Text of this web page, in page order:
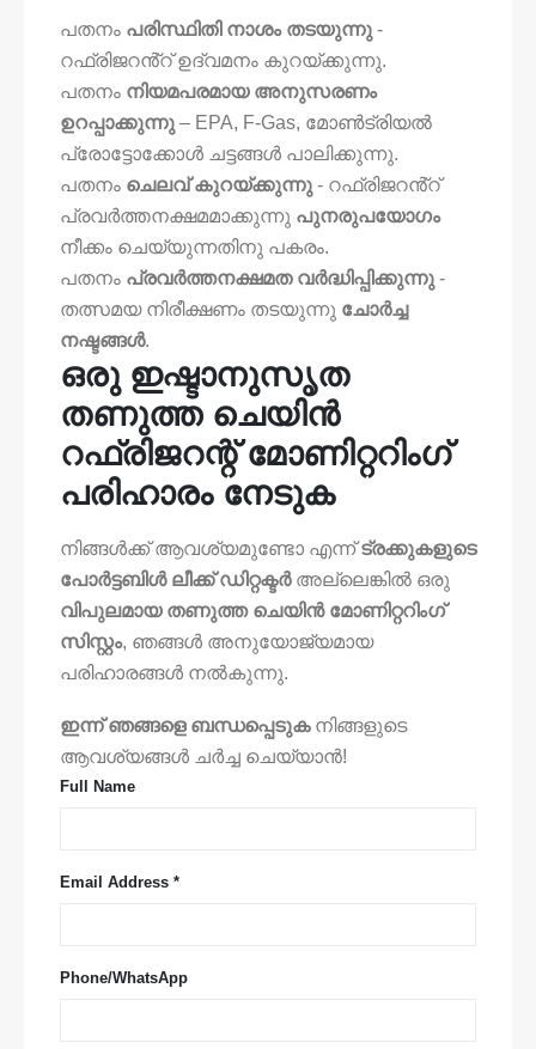
പതനം പരിസ്ഥിതി നാശം തടയുന്നു -
റഫ്രിജറൻ്റ് ഉദ്‌വമനം കുറയ്ക്കുന്നു.
പതനം നിയമപരമായ അനുസരണം
ഉറപ്പാക്കുന്നു – EPA, F-Gas, മോൺട്രിയൽ
പ്രോട്ടോക്കോൾ ചട്ടങ്ങൾ പാലിക്കുന്നു.
പതനം ചെലവ് കുറയ്ക്കുന്നു - റഫ്രിജറൻ്റ്
പ്രവർത്തനക്ഷമമാക്കുന്നു പുനരുപയോഗം
നീക്കം ചെയ്യുന്നതിനു പകരം.
പതനം പ്രവർത്തനക്ഷമത വർദ്ധിപ്പിക്കുന്നു -
തത്സമയ നിരീക്ഷണം തടയുന്നു ചോർച്ച
നഷ്ടങ്ങൾ.
ഒരു ഇഷ്ടാനുസൃത
തണുത്ത ചെയിൻ
റഫ്രിജറന്റ് മോണിറ്ററിംഗ്
പരിഹാരം നേടുക
നിങ്ങൾക്ക് ആവശ്യമുണ്ടോ എന്ന്ട്രക്കുകളുടെ
പോർട്ടബിൾ ലീക്ക് ഡിറ്റക്ടർഅല്ലെങ്കിൽ ഒരു
വിപുലമായ തണുത്ത ചെയിൻ മോണിറ്ററിംഗ്
സിസ്റ്റം, ഞങ്ങൾ അനുയോജ്യമായ
പരിഹാരങ്ങൾ നൽകുന്നു.
ഇന്ന് ഞങ്ങളെ ബന്ധപ്പെടുകനിങ്ങളുടെ
ആവശ്യങ്ങൾ ചർച്ച ചെയ്യാൻ!
Full Name
Email Address *
Phone/WhatsApp